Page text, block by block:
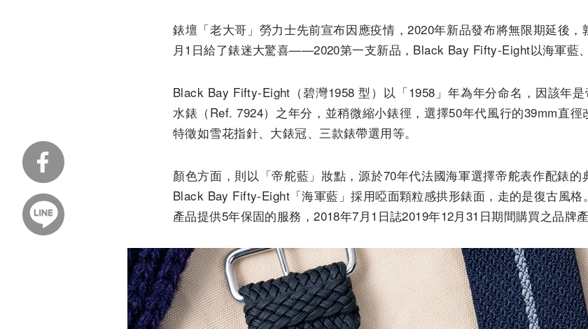
錶壇「老大哥」勞力士先前宣布因應疫情，2020年新品發布將無限期延後，
月1日給了錶迷大驚喜——2020第一支新品，Black Bay Fifty-Eight以海軍藍
Black Bay Fifty-Eight（碧灣1958 型）以「1958」 年為年分命名，因該年
水錶（Ref. 7924）之年分，並稍微縮小錶徑，選擇50年代風行的39mm直徑
特徵如雪花指針、大錶冠、三款錶帶選用等。
顏色方面，則以「帝舵藍」妝點，源於70年代法國海軍選擇帝舵表作配錶的
Black Bay Fifty-Eight「海軍藍」採用啞面顆粒感拱形錶面， 走的是復古風
產品提供5年保固的服務，2018年7月1日誌2019年12月31日期間購買之品牌